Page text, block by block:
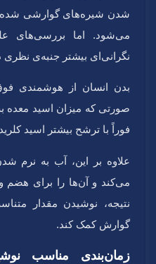
شدن شیره‌های گوارشی شده
می‌شود. اما بررسی‌های
نگرانی‌ای بیشتر جنبه‌ی نظری
بدن انسان از هوشمندی
صورتی که میزان اسید معده
فوراً با ترشح بیشتر اسید
علاوه بر این، آب به نرم
می‌کند و آن‌ها را برای هضم
نتیجه، نوشیدن مقدار
گوارش کمک کند.
زمان‌بندی مناسب